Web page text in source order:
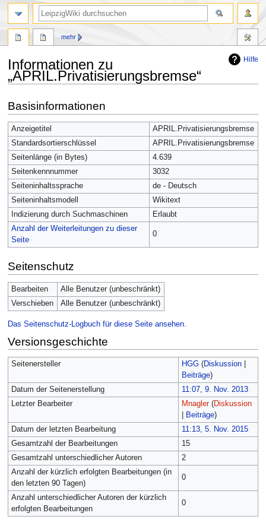
Hilfe
Informationen zu
„APRIL.Privatisierungsbremse“
Navigation
springen
Suche
springen
Basisinformationen
Anzeigetitel
APRIL.Privatisierungsbremse
Standardsortierschlüssel
APRIL.Privatisierungsbremse
Seitenlänge (in Bytes)
4.639
Seitenkennnummer
3032
Seiteninhaltssprache
de - Deutsch
Seiteninhaltsmodell
Wikitext
Indizierung durch Suchmaschinen
Erlaubt
Anzahl der Weiterleitungen zu dieser
Seite
0
Seitenschutz
Bearbeiten
Alle Benutzer (unbeschränkt)
Verschieben
Alle Benutzer (unbeschränkt)
Das Seitenschutz-Logbuch für diese Seite ansehen.
Versionsgeschichte
Seitenersteller HGG (Diskussion|
Beiträge)
Datum der Seitenerstellung
11:07, 9. Nov. 2013
Letzter Bearbeiter
Mnagler (Diskussion
Beiträge)
Datum der letzten Bearbeitung
11:13, 5. Nov. 2015
Gesamtzahl der Bearbeitungen
15
Gesamtzahl unterschiedlicher Autoren
2
Anzahl der kürzlich erfolgten Bearbeitungen (in
den letzten 90 Tagen)
0
Anzahl unterschiedlicher Autoren der kürzlich
erfolgten Bearbeitungen
0
mehr